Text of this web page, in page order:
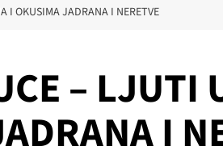
I OKUSIMA JADRANA I NERETVE
– LJUTI
I